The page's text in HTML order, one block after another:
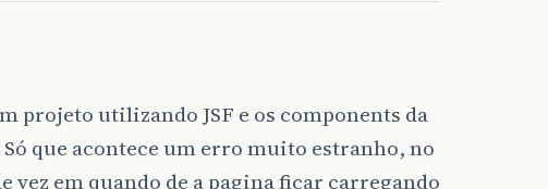
projeto utilizando JSF e os components da
que acontece um erro muito estranho, no
vez em quando de a pagina ficar carregando